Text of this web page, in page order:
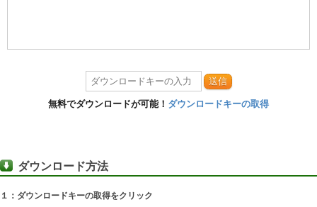
送信
無料でダウンロードが可能！ ダウンロードキーの取得
ダウンロード方法
１：ダウンロードキーの取得をクリック